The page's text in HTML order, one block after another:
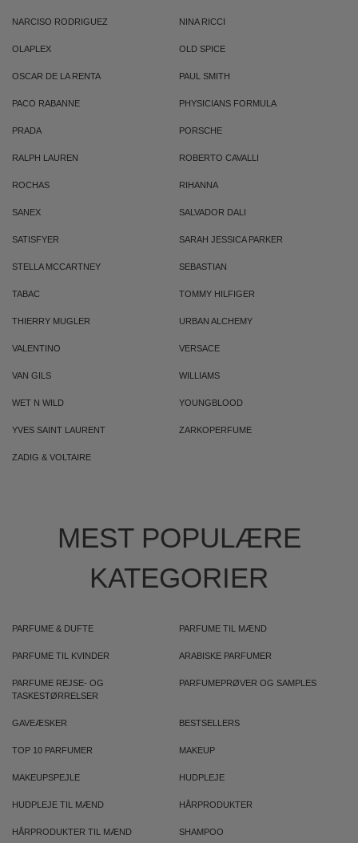
NARCISO RODRIGUEZ NINA RICCI
OLAPLEX OLD SPICE
OSCAR DE LA RENTA PAUL SMITH
PACO RABANNE PHYSICIANS FORMULA
PRADA PORSCHE
RALPH LAUREN ROBERTO CAVALLI
ROCHAS RIHANNA
SANEX SALVADOR DALI
SATISFYER SARAH JESSICA PARKER
STELLA MCCARTNEY SEBASTIAN
TABAC TOMMY HILFIGER
THIERRY MUGLER URBAN ALCHEMY
VALENTINO VERSACE
VAN GILS WILLIAMS
WET N WILD YOUNGBLOOD
YVES SAINT LAURENT ZARKOPERFUME
ZADIG & VOLTAIRE
MEST POPULÆRE
KATEGORIER
PARFUME & DUFTE PARFUME TIL MÆND
PARFUME TIL KVINDER ARABISKE PARFUMER
PARFUME REJSE- OG
TASKESTØRRELSER
PARFUMEPRØVER OG SAMPLES
GAVEÆSKER BESTSELLERS
TOP 10 PARFUMER MAKEUP
MAKEUPSPEJLE HUDPLEJE
HUDPLEJE TIL MÆND HÅRPRODUKTER
HÅRPRODUKTER TIL MÆND SHAMPOO